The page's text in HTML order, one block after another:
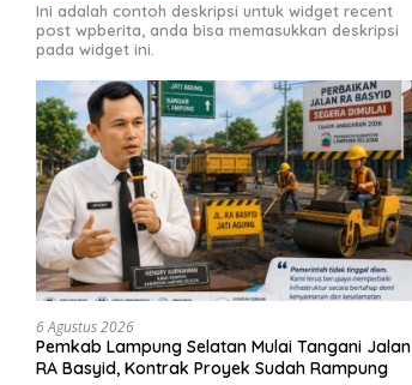
Ini adalah contoh deskripsi untuk widget recent
post wpberita, anda bisa memasukkan deskripsi
pada widget ini.
6 Agustus 2026
Pemkab Lampung Selatan Mulai Tangani Jalan
RA Basyid, Kontrak Proyek Sudah Rampung